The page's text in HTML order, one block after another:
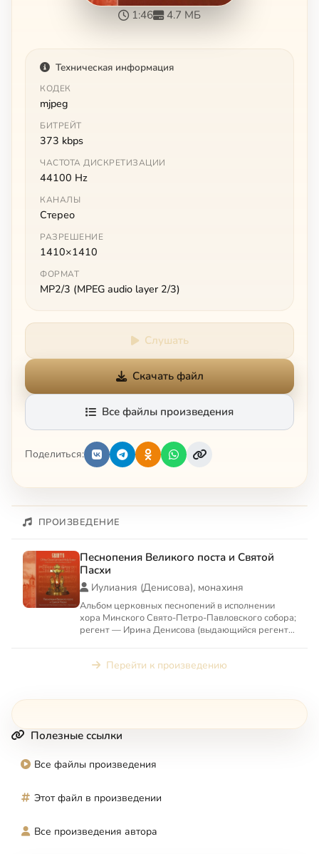
1:46 4.7 МБ
Техническая информация
КОДЕК
mjpeg
БИТРЕЙТ
373 kbps
ЧАСТОТА ДИСКРЕТИЗАЦИИ
44100 Hz
КАНАЛЫ
Стерео
РАЗРЕШЕНИЕ
1410×1410
ФОРМАТ
MP2/3 (MPEG audio layer 2/3)
Слушать
Скачать файл
Все файлы произведения
Поделиться:
ПРОИЗВЕДЕНИЕ
Песнопения Великого поста и Святой
Пасхи
Иулиания (Денисова), монахиня
Альбом церковных песнопений в исполнении
хора Минского Свято-Петро-Павловского собора;
регент — Ирина Денисова (выдающийся регент,
Перейти к произведению
Полезные ссылки
Все файлы произведения
Этот файл в произведении
Все произведения автора